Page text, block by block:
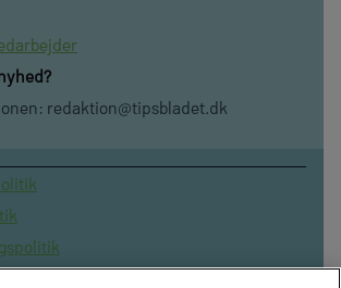
redaktion@tipsbladet.dk